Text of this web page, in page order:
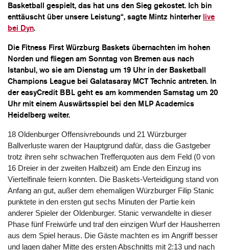
Basketball gespielt, das hat uns den Sieg gekostet. Ich bin
enttäuscht über unsere Leistung“, sagte Mintz hinterher live
bei Dyn.
Die Fitness First Würzburg Baskets übernachten im hohen
Norden und fliegen am Sonntag von Bremen aus nach
Istanbul, wo sie am Dienstag um 19 Uhr in der Basketball
Champions League bei Galatasaray MCT Technic antreten. In
der easyCredit BBL geht es am kommenden Samstag um 20
Uhr mit einem Auswärtsspiel bei den MLP Academics
Heidelberg weiter.
18 Oldenburger Offensivrebounds und 21 Würzburger
Ballverluste waren der Hauptgrund dafür, dass die Gastgeber
trotz ihren sehr schwachen Trefferquoten aus dem Feld (0 von
16 Dreier in der zweiten Halbzeit) am Ende den Einzug ins
Viertelfinale feiern konnten. Die Baskets-Verteidigung stand von
Anfang an gut, außer dem ehemaligen Würzburger Filip Stanic
punktete in den ersten gut sechs Minuten der Partie kein
anderer Spieler der Oldenburger. Stanic verwandelte in dieser
Phase fünf Freiwürfe und traf den einzigen Wurf der Hausherren
aus dem Spiel heraus. Die Gäste machten es im Angriff besser
und lagen daher Mitte des ersten Abschnitts mit 2:13 und nach